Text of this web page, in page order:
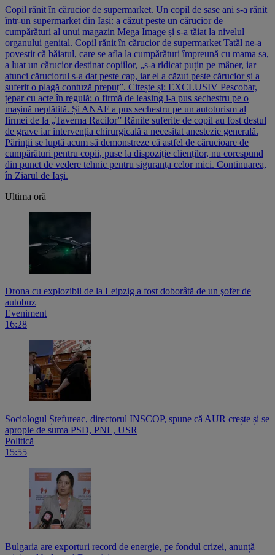
Copil rănit în cărucior de supermarket. Un copil de șase ani s-a rănit
într-un supermarket din Iași: a căzut peste un cărucior de
cumpărături al unui magazin Mega Image și s-a tăiat la nivelul
organului genital. Copil rănit în cărucior de supermarket Tatăl ne-a
povestit că băiatul, care se afla la cumpărături împreună cu mama sa,
a luat un cărucior destinat copiilor, „s-a ridicat puțin pe mâner, iar
atunci căruciorul s-a dat peste cap, iar el a căzut peste cărucior și a
suferit o plagă contuză prepuț”. Citește și: EXCLUSIV Pescobar,
țepar cu acte în regulă: o firmă de leasing i-a pus sechestru pe o
mașină neplătită. Și ANAF a pus sechestru pe un autoturism al
firmei de la „Taverna Racilor” Rănile suferite de copil au fost destul
de grave iar intervenția chirurgicală a necesitat anestezie generală.
Părinții se luptă acum să demonstreze că astfel de cărucioare de
cumpărături pentru copii, puse la dispoziție clienților, nu corespund
din punct de vedere tehnic pentru siguranța celor mici. Continuarea,
în Ziarul de Iași.
Ultima oră
Drona cu explozibil de la Leipzig a fost doborâtă de un şofer de
autobuz
Eveniment
16:28
Sociologul Ștefureac, directorul INSCOP, spune că AUR crește și se
apropie de suma PSD, PNL, USR
Politică
15:55
Bulgaria are exporturi record de energie, pe fondul crizei, anunță